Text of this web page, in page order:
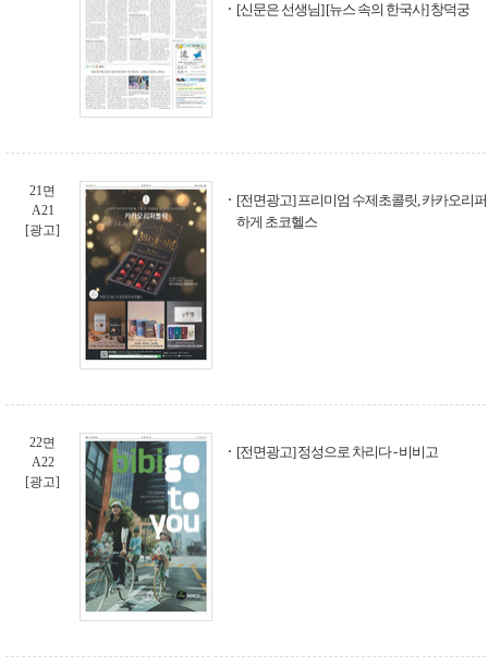
[신문은 선생님] [뉴스 속의 한국사] 창덕궁
21면
A21
[광고]
[전면광고] 프리미엄 수제초콜릿, 카카오리
하게 초코헬스
22면
A22
[광고]
[전면광고] 정성으로 차리다 - 비비고